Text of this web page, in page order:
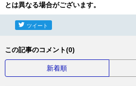
とは異なる場合がございます。
ツイート
この記事のコメント(0)
新着順